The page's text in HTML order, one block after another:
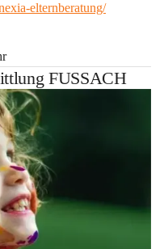
elternberatung/
FUSSACH